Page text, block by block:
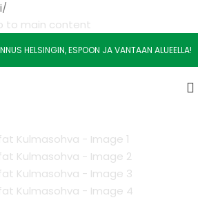
to main content
HELSINGIN, ESPOON JA VANTAAN ALUEELLA!